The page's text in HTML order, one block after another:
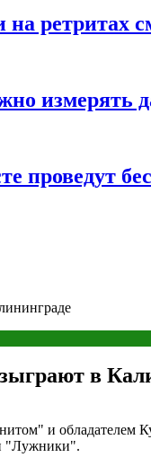
ретритах
измерять
проведут
в
и
"Лужники".